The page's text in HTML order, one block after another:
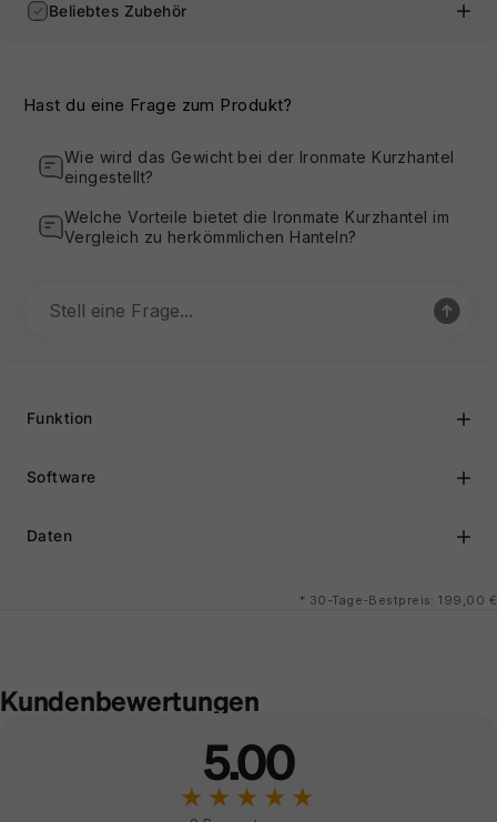
Beliebtes Zubehör
Hast du eine Frage zum Produkt?
Wie wird das Gewicht bei der Ironmate Kurzhantel
eingestellt?
Welche Vorteile bietet die Ironmate Kurzhantel im
Vergleich zu herkömmlichen Hanteln?
Funktion
Software
Daten
* 30-Tage-Bestpreis: 199,00 €
Kundenbewertungen
5.00
★★★★★